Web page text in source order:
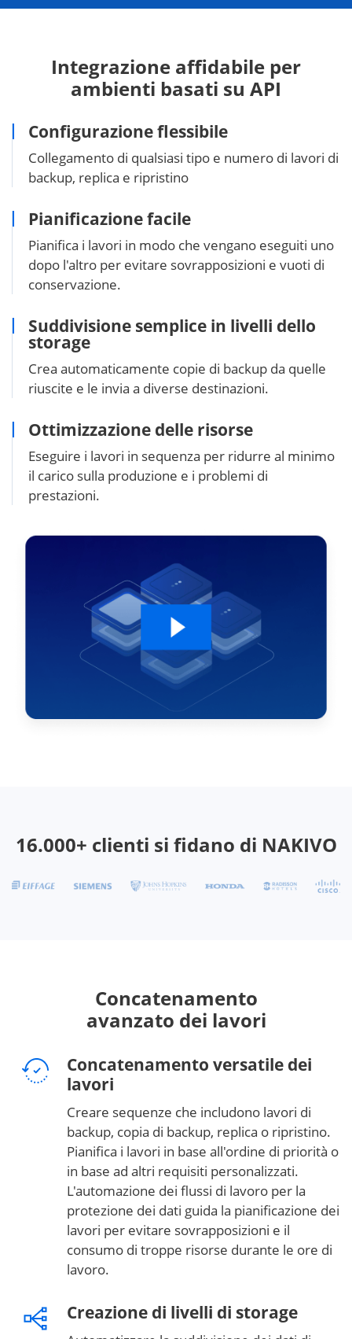
Integrazione affidabile per
ambienti basati su API
Configurazione flessibile
Collegamento di qualsiasi tipo e numero di lavori di
backup, replica e ripristino
Pianificazione facile
Pianifica i lavori in modo che vengano eseguiti uno
dopo l'altro per evitare sovrapposizioni e vuoti di
conservazione.
Suddivisione semplice in livelli dello
storage
Crea automaticamente copie di backup da quelle
riuscite e le invia a diverse destinazioni.
Ottimizzazione delle risorse
Eseguire i lavori in sequenza per ridurre al minimo
il carico sulla produzione e i problemi di
prestazioni.
16.000+ clienti si fidano di NAKIVO
Concatenamento
avanzato dei lavori
Concatenamento versatile dei
lavori
Creare sequenze che includono lavori di
backup, copia di backup, replica o ripristino.
Pianifica i lavori in base all'ordine di priorità o
in base ad altri requisiti personalizzati.
L'automazione dei flussi di lavoro per la
protezione dei dati guida la pianificazione dei
lavori per evitare sovrapposizioni e il
consumo di troppe risorse durante le ore di
lavoro.
Creazione di livelli di storage